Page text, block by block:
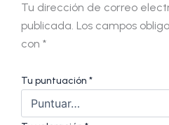
Tu dirección de correo
publicada. Los campos
con *
Tu puntuación *